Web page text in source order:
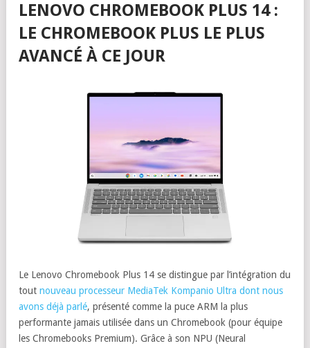
LENOVO CHROMEBOOK PLUS 14 :
LE CHROMEBOOK PLUS LE PLUS
AVANCÉ À CE JOUR
Le Lenovo Chromebook Plus 14 se distingue par l’intégration du
tout nouveau processeur MediaTek Kompanio Ultra dont nous
avons déjà parlé, présenté comme la puce ARM la plus
performante jamais utilisée dans un Chromebook (pour équipe
les Chromebooks Premium). Grâce à son NPU (Neural